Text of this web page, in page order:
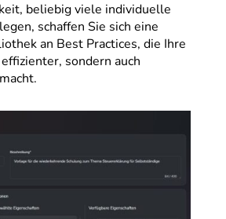
beliebig viele individuelle
schaffen Sie sich eine
an Best Practices, die Ihre
sondern auch